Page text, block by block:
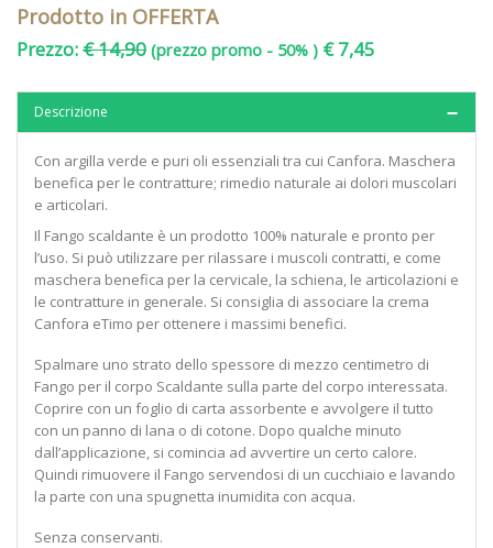
Prodotto in OFFERTA
Prezzo:€ 14,90 (prezzo promo - 50% ) € 7,45
Descrizione
Con argilla verde e puri oli essenziali tra cui Canfora. Maschera
benefica per le contratture; rimedio naturale ai dolori muscolari
e articolari.
Il Fango scaldante è un prodotto 100% naturale e pronto per
l’uso. Si può utilizzare per rilassare i muscoli contratti, e come
maschera benefica per la cervicale, la schiena, le articolazioni e
le contratture in generale. Si consiglia di associare la crema
Canfora eTimo per ottenere i massimi benefici.
Spalmare uno strato dello spessore di mezzo centimetro di
Fango per il corpo Scaldante sulla parte del corpo interessata.
Coprire con un foglio di carta assorbente e avvolgere il tutto
con un panno di lana o di cotone. Dopo qualche minuto
dall’applicazione, si comincia ad avvertire un certo calore.
Quindi rimuovere il Fango servendosi di un cucchiaio e lavando
la parte con una spugnetta inumidita con acqua.
Senza conservanti.